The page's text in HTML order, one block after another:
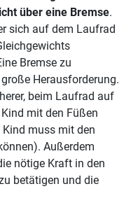
über eine Bremse.
sich auf dem Laufrad
Bremse zu
Herausforderung.
beim Laufrad auf
mit den Füßen
muss mit den
Außerdem
nötige Kraft in den
betätigen und die